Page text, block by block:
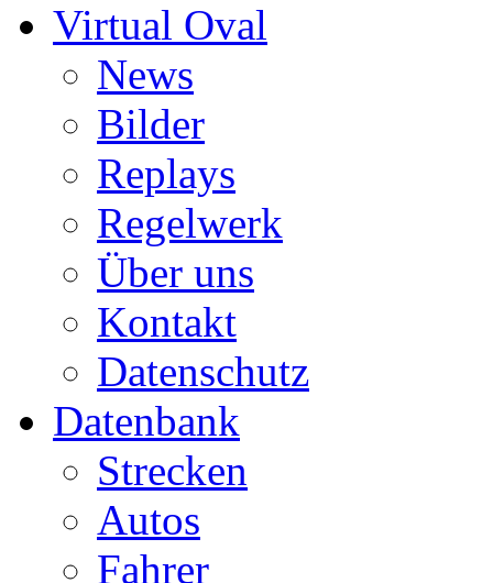
Virtual Oval
News
Bilder
Replays
Regelwerk
Über uns
Kontakt
Datenschutz
Datenbank
Strecken
Autos
Fahrer